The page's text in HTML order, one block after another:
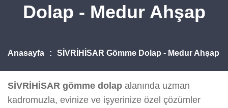
Dolap - Medur Ahşap
Anasayfa SİVRİHİSAR Gömme Dolap - Medur Ahşap
SİVRİHİSAR gömme dolap alanında uzman
kadromuzla, evinize ve işyerinize özel çözümler